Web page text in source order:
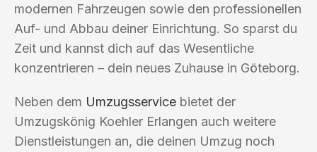
modernen Fahrzeugen sowie den professionellen
Auf- und Abbau deiner Einrichtung. So sparst du
Zeit und kannst dich auf das Wesentliche
konzentrieren – dein neues Zuhause in Göteborg.
Neben dem Umzugsservice bietet der
Umzugskönig Koehler Erlangen auch weitere
Dienstleistungen an, die deinen Umzug noch